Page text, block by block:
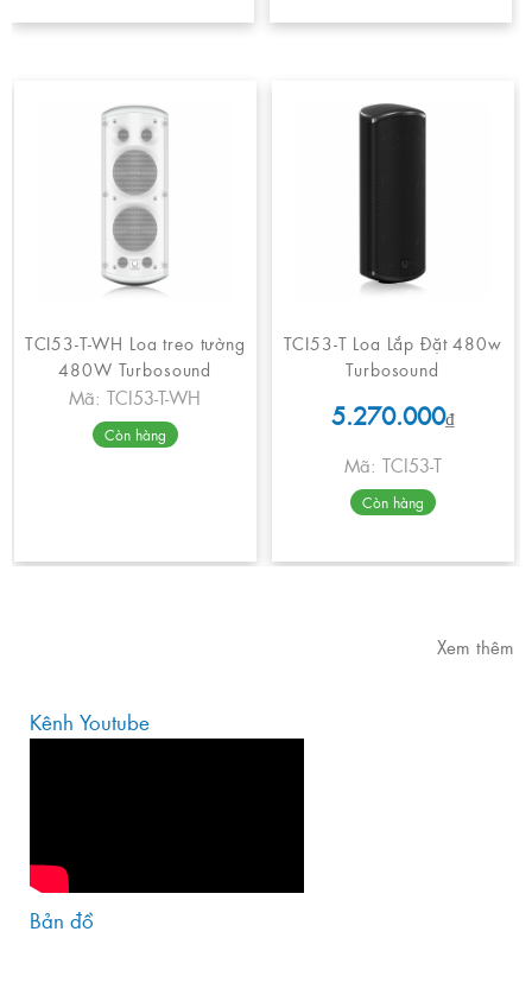
TCI53-T-WH Loa treo tường
480W Turbosound
Mã: TCI53-T-WH
Còn hàng
TCI53-T Loa Lắp Đặt 480w
Turbosound
5.270.000₫
Mã: TCI53-T
Còn hàng
Xem thêm
Kênh Youtube
Bản đồ